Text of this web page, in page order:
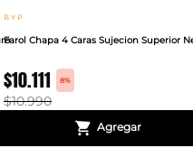
B Y P
Farol Chapa 4 Caras Sujecion Superior
$10.111 8%
$10.990